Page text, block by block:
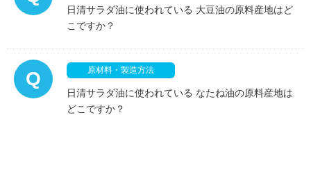
日清サラダ油に使われている 大豆油の原料産地はど
こですか？
Q 原材料・製造方法
日清サラダ油に使われている なたね油の原料産地は
どこですか？